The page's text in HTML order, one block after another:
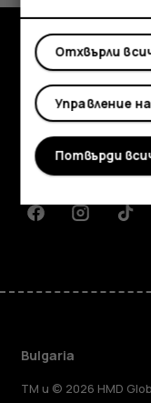
Изследвайте
Информация
Planet and
FacebookInstagram
Bulgaria
TM и © 2026 HMD
Отхвърли
Управление
Потвърди